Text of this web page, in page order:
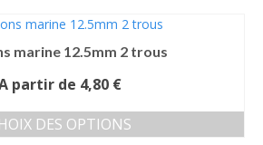
choisies
la
page
du
produit
produit
plusieurs
Les
options
peuvent
marine 12.5mm 2 trous
partir de 4,80 €
DES OPTIONS